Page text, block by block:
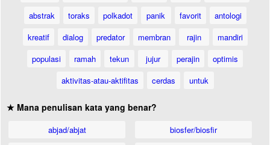
abstrak
toraks polkadot panik favorit
antologi
kreatif
dialog predator membran rajin
mandiri
populasi
ramah tekun jujur perajin
optimis
aktivitas-atau-aktifitas
cerdas untuk
★ Mana penulisan kata yang benar?
abjad/abjat
biosfer/biosfir